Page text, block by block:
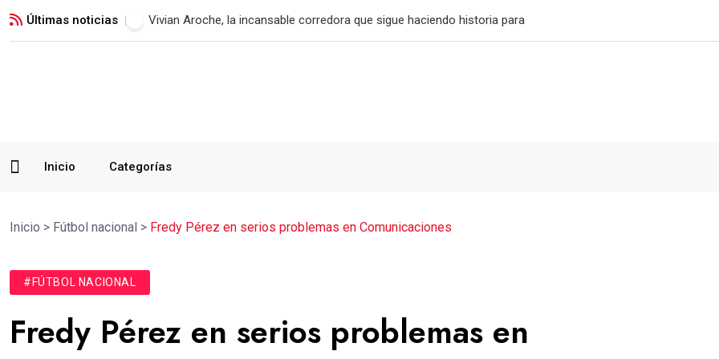
Últimas noticias Xelajú MC consigue su primer triunfo tras imponerse a Aurora
Inicio Categorías
Inicio > Fútbol nacional > Fredy Pérez en serios problemas en Comunicaciones
#FÚTBOL NACIONAL
Fredy Pérez en serios problemas en